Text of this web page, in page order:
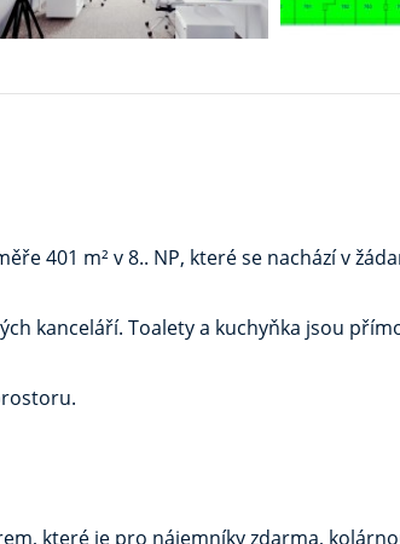
401 m² v 8.. NP, které se nachází v
kanceláří. Toalety a kuchyňka jsou
které je pro nájemníky zdarma,